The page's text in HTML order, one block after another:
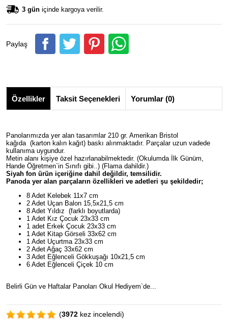
3 gün içinde kargoya verilir.
Paylaş
Özellikler Taksit Seçenekleri Yorumlar (0)
Panolarımızda yer alan tasarımlar 210 gr. Amerikan Bristol
kağıda (karton kalın kağıt) baskı alınmaktadır. Parçalar uzun vadede
kullanıma uygundur.
Metin alanı kişiye özel hazırlanabilmektedir. (Okulumda İlk Günüm,
Hande Öğretmen`in Sınıfı gibi..) (Flama dahildir.)
Siyah fon ürün içeriğine dahil değildir, temsilidir.
Panoda yer alan parçaların özellikleri ve adetleri şu şekildedir;
8 Adet Kelebek 11x7 cm
2 Adet Uçan Balon 15,5x21,5 cm
8 Adet Yıldız (farklı boyutlarda)
1 Adet Kız Çocuk 23x33 cm
1 adet Erkek Çocuk 23x33 cm
1 Adet Kitap Görseli 33x62 cm
1 Adet Uçurtma 23x33 cm
2 Adet Ağaç 33x62 cm
3 Adet Eğlenceli Gökkuşağı 10x21,5 cm
6 Adet Eğlenceli Çiçek 10 cm
Belirli Gün ve Haftalar Panoları Okul Hediyem`de...
(3972 kez incelendi)